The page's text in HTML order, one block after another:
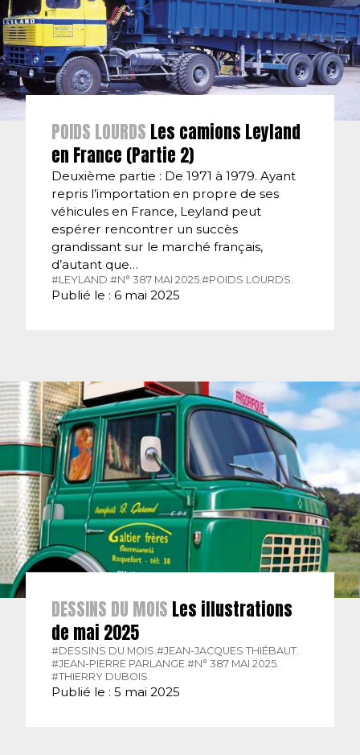
POIDS LOURDS Les camions Leyland
en France (Partie 2)
Deuxième partie : De 1971 à 1979. Ayant
repris l’importation en propre de ses
véhicules en France, Leyland peut
espérer rencontrer un succès
grandissant sur le marché français,
d’autant que…
#LEYLAND. #N° 387 MAI 2025. #POIDS LOURDS.
Publié le : 6 mai 2025
DESSINS DU MOIS Les illustrations
de mai 2025
#DESSINS DU MOIS. #JEAN-JACQUES THIÉBAUT.
#JEAN-PIERRE PARLANGE. #N° 387 MAI 2025.
#THIERRY DUBOIS.
Publié le : 5 mai 2025